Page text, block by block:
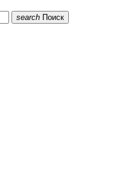
search Поиск